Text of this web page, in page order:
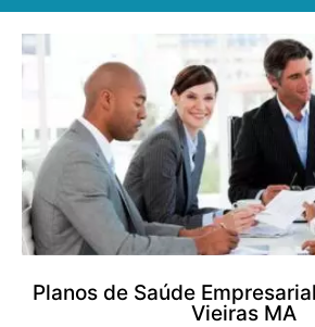
Planos de Saúde
Vieiras MA